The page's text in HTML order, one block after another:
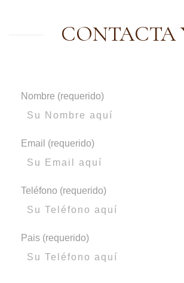
CONTACTA
Nombre (requerido)
Email (requerido)
Teléfono (requerido)
Pais (requerido)